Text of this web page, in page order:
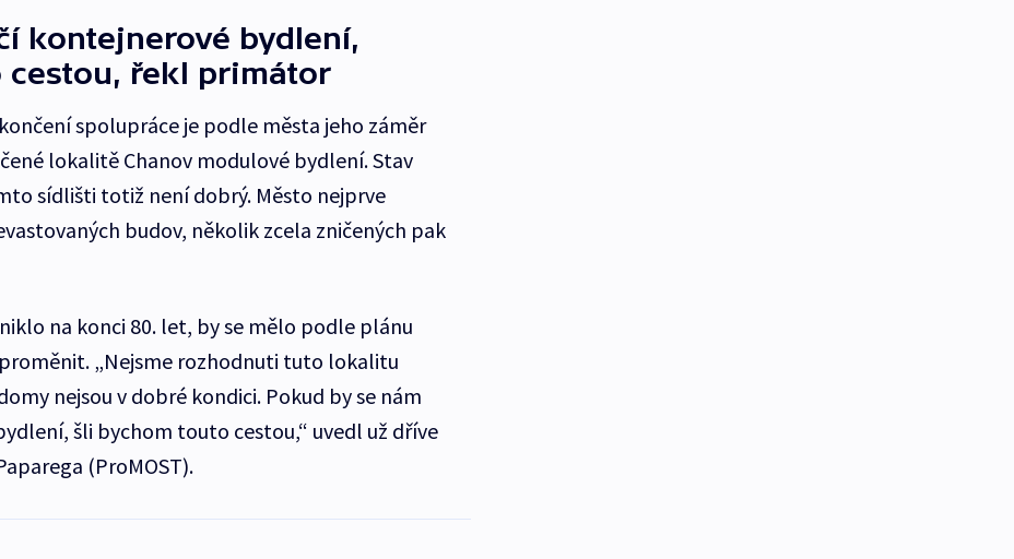
kontejnerové bydlení,
řekl primátor
spolupráce je podle města jeho záměr
lokalitě Chanov modulové bydlení. Stav
sídlišti totiž není dobrý. Město nejprve
budov, několik zcela zničených pak
na konci 80. let, by se mělo podle plánu
„Nejsme rozhodnuti tuto lokalitu
nejsou v dobré kondici. Pokud by se nám
šli bychom touto cestou,“ uvedl už dříve
(ProMOST).